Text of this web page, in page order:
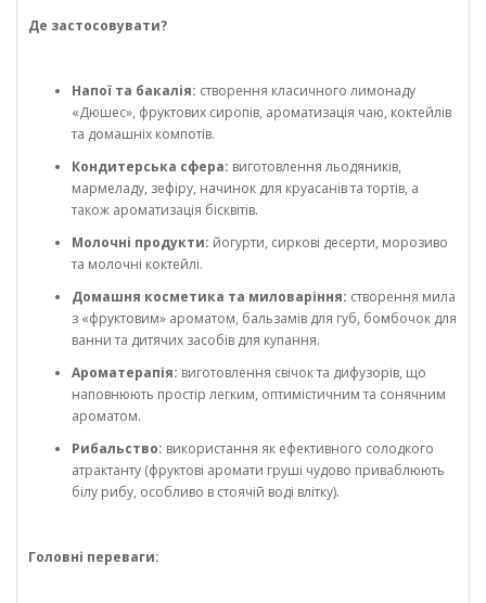
Де застосовувати?
Напої та бакалія: створення класичного лимонаду
«Дюшес», фруктових сиропів, ароматизація чаю, коктейлів
та домашніх компотів.
Кондитерська сфера: виготовлення льодяників,
мармеладу, зефіру, начинок для круасанів та тортів, а
також ароматизація бісквітів.
Молочні продукти: йогурти, сиркові десерти, морозиво
та молочні коктейлі.
Домашня косметика та миловаріння: створення мила
з «фруктовим» ароматом, бальзамів для губ, бомбочок для
ванни та дитячих засобів для купання.
Ароматерапія: виготовлення свічок та дифузорів, що
наповнюють простір легким, оптимістичним та сонячним
ароматом.
Рибальство: використання як ефективного солодкого
атрактанту (фруктові аромати груші чудово приваблюють
білу рибу, особливо в стоячій воді влітку).
Головні переваги: